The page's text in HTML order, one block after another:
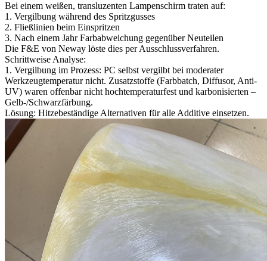
Bei einem weißen, transluzenten Lampenschirm traten auf:
1. Vergilbung während des Spritzgusses
2. Fließlinien beim Einspritzen
3. Nach einem Jahr Farbabweichung gegenüber Neuteilen
Die F&E von Neway löste dies per Ausschlussverfahren.
Schrittweise Analyse:
1. Vergilbung im Prozess: PC selbst vergilbt bei moderater
Werkzeugtemperatur nicht. Zusatzstoffe (Farbbatch, Diffusor, Anti-
UV) waren offenbar nicht hochtemperaturfest und karbonisierten –
Gelb-/Schwarzfärbung.
Lösung: Hitzebeständige Alternativen für alle Additive einsetzen.